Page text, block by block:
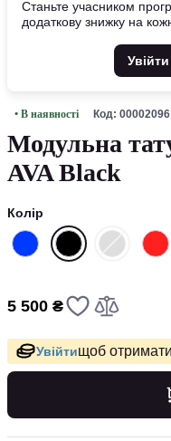
Станьте учасником
додаткову знижку на
Увійти
• В наявності Код:
Модульна
AVA Black
Колір
5 500 ₴
Увійтищоб